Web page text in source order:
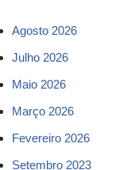
Agosto 2026
Julho 2026
Maio 2026
Março 2026
Fevereiro 2026
Setembro 2023